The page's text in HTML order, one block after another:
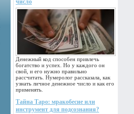
число
Денежный код способен привлечь
богатство и успех. Но у каждого он
свой, и его нужно правильно
рассчитать. Нумеролог рассказала, как
узнать личное денежное число и как его
применять.
Тайна Таро: мракобесие или
инструмент для подсознания?